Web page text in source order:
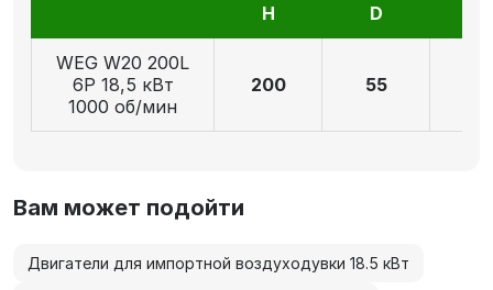
H D
WEG W20 200L
6P 18,5 кВт
1000 об/мин
200 55
Вам может подойти
Двигатели для импортной воздуходувки 18.5 кВт